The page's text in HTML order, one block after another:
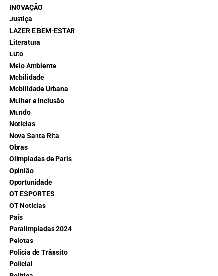
INOVAÇÃO
Justiça
LAZER E BEM-ESTAR
Literatura
Luto
Meio Ambiente
Mobilidade
Mobilidade Urbana
Mulher e Inclusão
Mundo
Notícias
Nova Santa Rita
Obras
Olimpíadas de Paris
Opinião
Oportunidade
OT ESPORTES
OT Notícias
País
Paralimpíadas 2024
Pelotas
Polícia de Trânsito
Policial